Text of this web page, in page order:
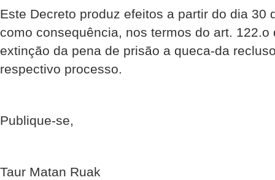
Este Decreto produz efeitos a partir do dia 30
como consequência, nos termos do art. 122.o
extinção da pena de prisão a queca-da
respectivo processo.
Publique-se,
Taur Matan Ruak